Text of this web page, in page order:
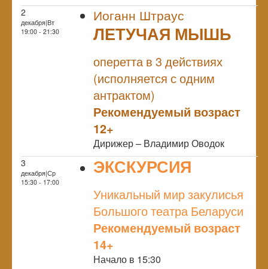
2
декабря|Вт
19:00 - 21:30
Иоганн Штраус
ЛЕТУЧАЯ МЫШЬ
оперетта в 3 действиях
(исполняется с одним
антрактом)
Рекомендуемый возраст
12+
Дирижер – Владимир Оводок
3
декабря|Ср
15:30 - 17:00
ЭКСКУРСИЯ
Уникальный мир закулисья
Большого театра Беларуси
Рекомендуемый возраст
14+
Начало в 15:30